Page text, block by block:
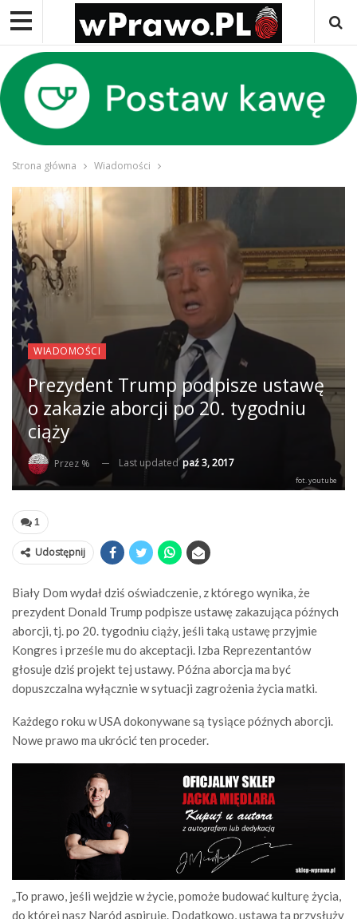
Strona główna Wiadomości
WIADOMOŚCI
Prezydent Trump podpisze ustawę
o zakazie aborcji po 20. tygodniu
ciąży
Przez % Last updatedpaź 3, 2017
fot. youtube
1
Udostępnij
Biały Dom wydał dziś oświadczenie, z którego wynika, że
prezydent Donald Trump podpisze ustawę zakazująca późnych
aborcji, tj. po 20. tygodniu ciąży, jeśli taką ustawę przyjmie
Kongres i prześle mu do akceptacji. Izba Reprezentantów
głosuje dziś projekt tej ustawy. Późna aborcja ma być
dopuszczalna wyłącznie w sytuacji zagrożenia życia matki.
Każdego roku w USA dokonywane są tysiące późnych aborcji.
Nowe prawo ma ukrócić ten proceder.
„To prawo, jeśli wejdzie w życie, pomoże budować kulturę życia,
do której nasz Naród aspiruje. Dodatkowo, ustawa ta przysłuży